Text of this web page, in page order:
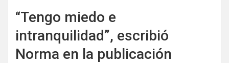
“Tengo miedo e
intranquilidad”, escribió
Norma en la publicación